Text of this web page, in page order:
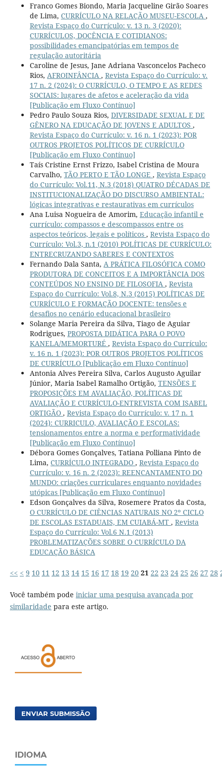
Franco Gomes Biondo, Maria Jacqueline Girão Soares
de Lima, CURRÍCULO NA RELAÇÃO MUSEU-ESCOLA ,
Revista Espaço do Currículo: v. 13 n. 3 (2020):
CURRÍCULOS, DOCÊNCIA E COTIDIANOS:
possibilidades emancipatórias em tempos de
regulação autoritária
Caroline de Jesus, Jane Adriana Vasconcelos Pacheco
Rios, AFROINFÂNCIA , Revista Espaço do Currículo: v.
17 n. 2 (2024): O CURRÍCULO, O TEMPO E AS REDES
SOCIAIS: lugares de afetos e aceleração da vida
[Publicação em Fluxo Contínuo]
Pedro Paulo Souza Rios, DIVERSIDADE SEXUAL E DE
GÊNERO NA EDUCAÇÃO DE JOVENS E ADULTOS ,
Revista Espaço do Currículo: v. 16 n. 1 (2023): POR
OUTROS PROJETOS POLÍTICOS DE CURRÍCULO
[Publicação em Fluxo Contínuo]
Taís Cristine Ernst Frizzo, Isabel Cristina de Moura
Carvalho, TÃO PERTO E TÃO LONGE , Revista Espaço
do Currículo: Vol.11, N.3 (2018) QUATRO DÉCADAS DE
INSTITUCIONALIZAÇÃO DO DISCURSO AMBIENTAL:
lógicas integrativas e restaurativas em currículos
Ana Luisa Nogueira de Amorim, Educação infantil e
currículo: compassos e descompassos entre os
aspectos teóricos, legais e políticos , Revista Espaço do
Currículo: Vol.3, n.1 (2010) POLÍTICAS DE CURRÍCULO:
ENTRECRUZANDO SABERES E CONTEXTOS
Fernando Dala Santa, A PRÁTICA FILOSÓFICA COMO
PRODUTORA DE CONCEITOS E A IMPORTÂNCIA DOS
CONTEÚDOS NO ENSINO DE FILOSOFIA , Revista
Espaço do Currículo: Vol.8, N.3 (2015) POLÍTICAS DE
CURRÍCULO E FORMAÇÃO DOCENTE: tensões e
desafios no cenário educacional brasileiro
Solange Maria Pereira da Silva, Tiago de Aguiar
Rodrigues, PROPOSTA DIDÁTICA PARA O POVO
KANELA/MEMORTURÉ , Revista Espaço do Currículo:
v. 16 n. 1 (2023): POR OUTROS PROJETOS POLÍTICOS
DE CURRÍCULO [Publicação em Fluxo Contínuo]
Antonia Alves Pereira Silva, Carlos Augusto Aguilar
Júnior, Maria Isabel Ramalho Ortigão, TENSÕES E
PROPOSIÇÕES EM AVALIAÇÃO, POLÍTICAS DE
AVALIAÇÃO E CURRÍCULO-ENTREVISTA COM ISABEL
ORTIGÃO , Revista Espaço do Currículo: v. 17 n. 1
(2024): CURRICULO, AVALIAÇÃO E ESCOLAS:
tensionamentos entre a norma e performatividade
[Publicação em Fluxo Contínuo]
Débora Gomes Gonçalves, Tatiana Polliana Pinto de
Lima, CURRÍCULO INTEGRADO , Revista Espaço do
Currículo: v. 16 n. 2 (2023): REENCANTAMENTO DO
MUNDO: criações curriculares enquanto novidades
utópicas [Publicação em Fluxo Contínuo]
Edson Gonçalves da Silva, Rosemere Pratos da Costa,
O CURRÍCULO DE CIÊNCIAS NATURAIS NO 2º CICLO
DE ESCOLAS ESTADUAIS, EM CUIABÁ-MT , Revista
Espaço do Currículo: Vol.6 N.1 (2013)
PROBLEMATIZAÇÕES SOBRE O CURRÍCULO DA
EDUCAÇÃO BÁSICA
<< < 9 10 11 12 13 14 15 16 17 18 19 20 21 22 23 24 25 26 27 28
Você também pode iniciar uma pesquisa avançada por
similaridade para este artigo.
ENVIAR SUBMISSÃO
IDIOMA